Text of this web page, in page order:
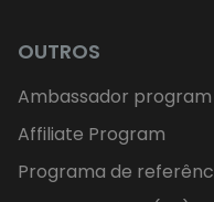
OUTROS
Ambassador program
Affiliate Program
Programa de